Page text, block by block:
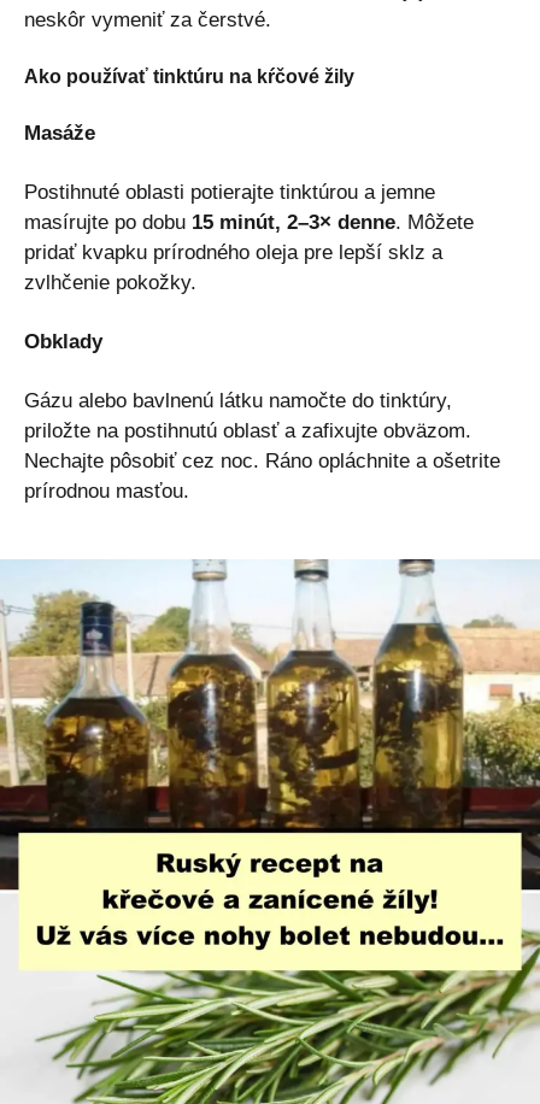
neskôr vymeniť za čerstvé.
Ako používať tinktúru na kŕčové žily
Masáže
Postihnuté oblasti potierajte tinktúrou a jemne
masírujte po dobu 15 minút, 2–3× denne. Môžete
pridať kvapku prírodného oleja pre lepší sklz a
zvlhčenie pokožky.
Obklady
Gázu alebo bavlnenú látku namočte do tinktúry,
priložte na postihnutú oblasť a zafixujte obväzom.
Nechajte pôsobiť cez noc. Ráno opláchnite a ošetrite
prírodnou masťou.